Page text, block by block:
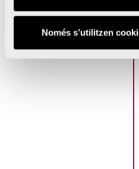
Només s’utilitzen